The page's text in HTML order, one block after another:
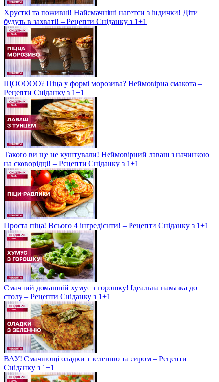
Хрусткі та поживні! Найсмачніші нагетси з індички! Діти
будуть в захваті! – Рецепти Сніданку з 1+1
ЩООООО? Піца у формі морозива? Неймовірна смакота –
Рецепти Сніданку з 1+1
Такого ви ще не куштували! Неймовірний лаваш з начинкою
на сковорідці! – Рецепти Сніданку з 1+1
Проста піца! Всього 4 інгредієнти! – Рецепти Сніданку з 1+1
Смачний домашній хумус з горошку! Ідеальна намазка до
столу – Рецепти Сніданку з 1+1
ВАУ! Смачнющі оладки з зеленню та сиром – Рецепти
Сніданку з 1+1